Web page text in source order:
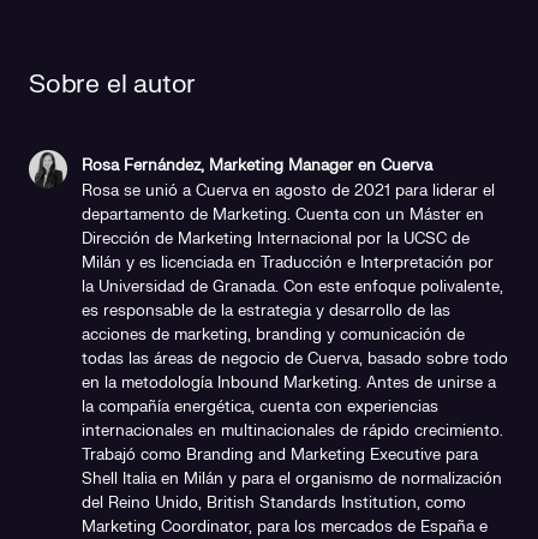
Sobre el autor
Rosa Fernández, Marketing Manager en Cuerva
Rosa se unió a Cuerva en agosto de 2021 para liderar el
departamento de Marketing. Cuenta con un Máster en
Dirección de Marketing Internacional por la UCSC de
Milán y es licenciada en Traducción e Interpretación por
la Universidad de Granada. Con este enfoque polivalente,
es responsable de la estrategia y desarrollo de las
acciones de marketing, branding y comunicación de
todas las áreas de negocio de Cuerva, basado sobre todo
en la metodología Inbound Marketing. Antes de unirse a
la compañía energética, cuenta con experiencias
internacionales en multinacionales de rápido crecimiento.
Trabajó como Branding and Marketing Executive para
Shell Italia en Milán y para el organismo de normalización
del Reino Unido, British Standards Institution, como
Marketing Coordinator, para los mercados de España e